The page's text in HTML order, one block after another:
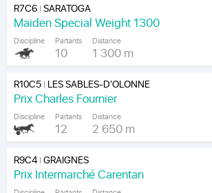
R7C6|SARATOGA
Maiden Special Weight 1300
Discipline Partants
10
Distance
1 300 m
R10C5| LES SABLES-D'OLONNE
Prix Charles Fournier
Discipline Partants
12
Distance
2 650 m
R9C4|GRAIGNES
Prix Intermarché Carentan